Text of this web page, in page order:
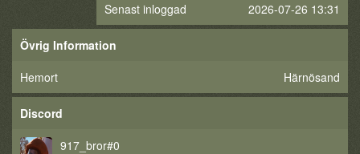
Senast inloggad
2026-07-26 13:31
Övrig Information
Hemort
Härnösand
Discord
917_bror#0